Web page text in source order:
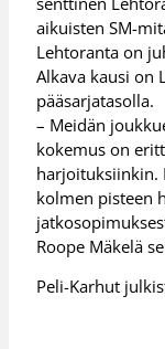
aikuisten SM-
Lehtoranta on
Alkava kausi on
pääsarjatasolla.
– Meidän
kokemus on
harjoituksiinkin.
kolmen pisteen
Roope Mäkelä
Peli-Karhut